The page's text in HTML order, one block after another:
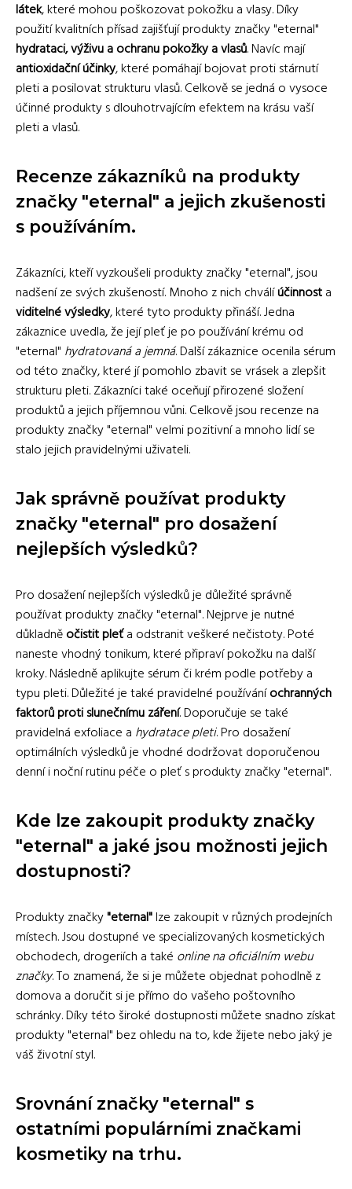
látek, které mohou poškozovat pokožku a vlasy. Díky
použití kvalitních přísad zajišťují produkty značky "eternal"
hydrataci, výživu a ochranu pokožky a vlasů. Navíc mají
antioxidační účinky, které pomáhají bojovat proti stárnutí
pleti a posilovat strukturu vlasů. Celkově se jedná o vysoce
účinné produkty s dlouhotrvajícím efektem na krásu vaší
pleti a vlasů.
Recenze zákazníků na produkty
značky "eternal" a jejich zkušenosti
s používáním.
Zákazníci, kteří vyzkoušeli produkty značky "eternal", jsou
nadšení ze svých zkušeností. Mnoho z nich chválíúčinnosta
viditelné výsledky, které tyto produkty přináší. Jedna
zákaznice uvedla, že její pleť je po používání krému od
"eternal" hydratovaná a jemná. Další zákaznice ocenila sérum
od této značky, které jí pomohlo zbavit se vrásek a zlepšit
strukturu pleti. Zákazníci také oceňují přirozené složení
produktů a jejich příjemnou vůni. Celkově jsou recenze na
produkty značky "eternal" velmi pozitivní a mnoho lidí se
stalo jejich pravidelnými uživateli.
Jak správně používat produkty
značky "eternal" pro dosažení
nejlepších výsledků?
Pro dosažení nejlepších výsledků je důležité správně
používat produkty značky "eternal". Nejprve je nutné
důkladněočistit pleťa odstranit veškeré nečistoty. Poté
naneste vhodný tonikum, které připraví pokožku na další
kroky. Následně aplikujte sérum či krém podle potřeby a
typu pleti. Důležité je také pravidelné používáníochranných
faktorů proti slunečnímu záření. Doporučuje se také
pravidelná exfoliace a hydratace pleti. Pro dosažení
optimálních výsledků je vhodné dodržovat doporučenou
denní i noční rutinu péče o pleť s produkty značky "eternal".
Kde lze zakoupit produkty značky
"eternal" a jaké jsou možnosti jejich
dostupnosti?
Produkty značky"eternal"lze zakoupit v různých prodejních
místech. Jsou dostupné ve specializovaných kosmetických
obchodech, drogeriích a také online na oficiálním webu
značky. To znamená, že si je můžete objednat pohodlně z
domova a doručit si je přímo do vašeho poštovního
schránky. Díky této široké dostupnosti můžete snadno získat
produkty "eternal" bez ohledu na to, kde žijete nebo jaký je
váš životní styl.
Srovnání značky "eternal" s
ostatními populárními značkami
kosmetiky na trhu.